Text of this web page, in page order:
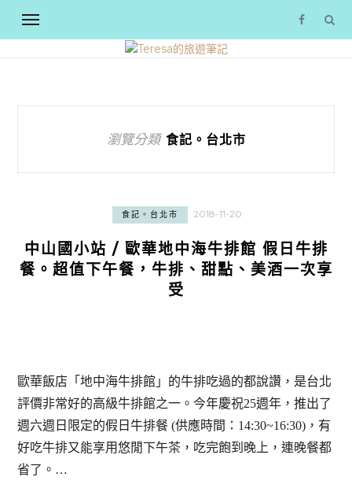
瀏覽分類 食記。台北市
食記。台北市 2018-11-20
中山國小站 / 歐華地中海牛排館 假日牛排
餐。超值下午餐，牛排、甜點、美酒一次享
受
歐華飯店「地中海牛排館」的牛排吃過的都說讚，是台北
評價非常好的高級牛排館之一。今年慶祝25週年，推出了
週六週日限定的假日牛排餐 (供應時間：14:30~16:30)，有
好吃牛排又能享用悠閒下午茶，吃完飽到晚上，連晚餐都
省了。…